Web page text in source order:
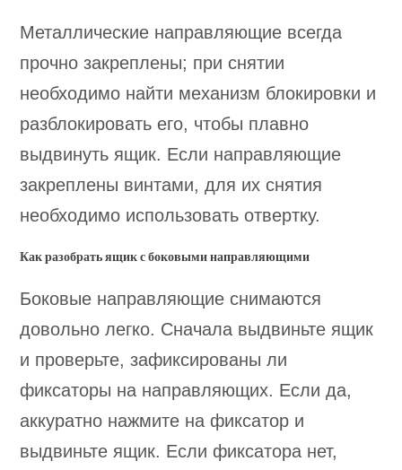
Металлические направляющие всегда
прочно закреплены; при снятии
необходимо найти механизм блокировки и
разблокировать его, чтобы плавно
выдвинуть ящик. Если направляющие
закреплены винтами, для их снятия
необходимо использовать отвертку.
Как разобрать ящик с боковыми направляющими
Боковые направляющие снимаются
довольно легко. Сначала выдвиньте ящик
и проверьте, зафиксированы ли
фиксаторы на направляющих. Если да,
аккуратно нажмите на фиксатор и
выдвиньте ящик. Если фиксатора нет,